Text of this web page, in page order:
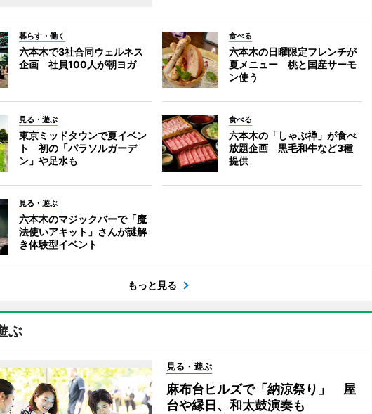
暮らす・働く
六本木で3社合同ウェルネス
企画 社員100人が朝ヨガ
食べる
六本木の日曜限定フレンチが
夏メニュー 桃と国産サーモ
ン使う
見る・遊ぶ
東京ミッドタウンで夏イベン
ト 初の「パラソルガーデ
ン」や足水も
食べる
六本木の「しゃぶ禅」が食べ
放題企画 黒毛和牛など3種
提供
見る・遊ぶ
六本木のマジックバーで「魔
法使いアキット」さんが謎解
き体験型イベント
もっと見る
ぶ
見る・遊ぶ
麻布台ヒルズで「納涼祭り」 屋
台や縁日、和太鼓演奏も